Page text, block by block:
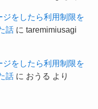
をしたら利用制限を
話に taremimiusagi
をしたら利用制限を
話に おうる より